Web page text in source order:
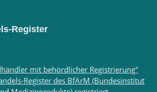
Register
mit behördlicher Registrierung"
Register des BfArM (Bundesinstitut